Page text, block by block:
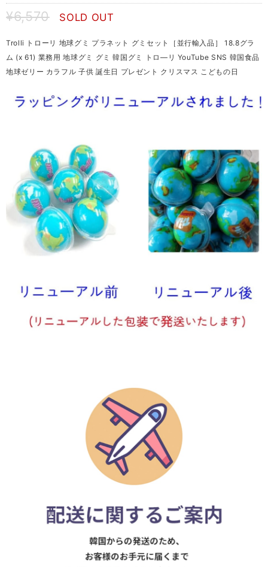
¥6,570 SOLD OUT
Trolli トローリ 地球グミ プラネット グミセット［並行輸入品］ 18.8グラ
ム (x 61) 業務用 地球グミ グミ 韓国グミ トロ―リ YouTube SNS 韓国食品
地球ゼリー カラフル 子供 誕生日 プレゼント クリスマス こどもの日